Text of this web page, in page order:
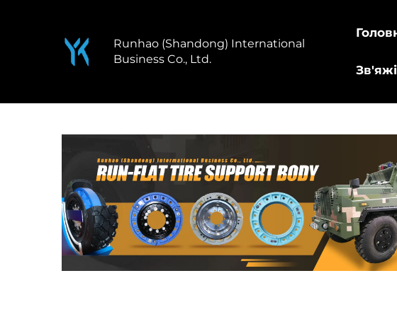
Runhao (Shandong) International
Business Co., Ltd.